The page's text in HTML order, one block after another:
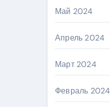
Май 2024
Апрель 2024
Март 2024
Февраль 2024